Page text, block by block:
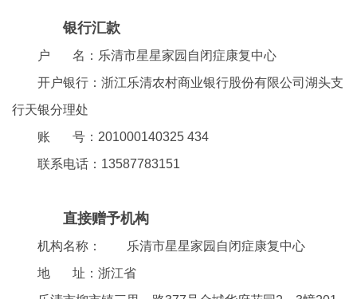
银行汇款
户 名：乐清市星星家园自闭症康复中心
开户银行：浙江乐清农村商业银行股份有限公司湖头支
行天银分理处
账 号：201000140325 434
联系电话：13587783151
直接赠予机构
机构名称：
乐清市星星家园自闭症康复中心
地 址：浙江省